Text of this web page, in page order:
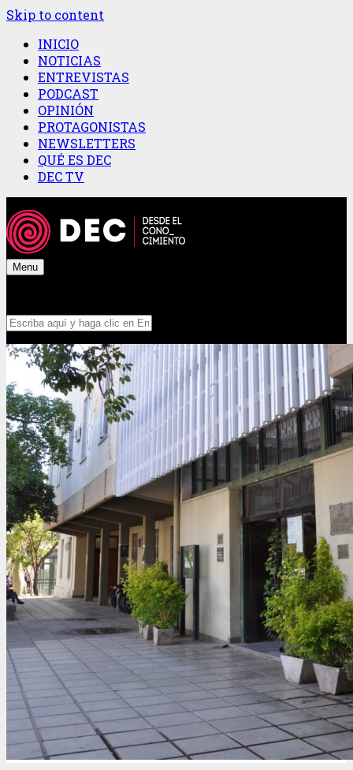
Skip to content
INICIO
NOTICIAS
ENTREVISTAS
PODCAST
OPINIÓN
PROTAGONISTAS
NEWSLETTERS
QUÉ ES DEC
DEC TV
Menu